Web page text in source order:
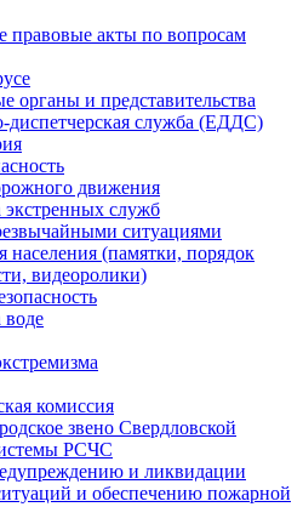
акты по вопросам
органы и представительства
диспетчерская служба (ЕДДС)
движения
служб
ситуациями
(памятки, порядок
видеоролики)
воде
комиссия
звено Свердловской
РСЧС
и ликвидации
и обеспечению пожарной